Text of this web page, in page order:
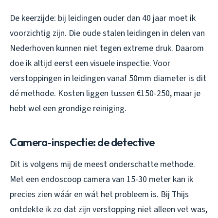
De keerzijde: bij leidingen ouder dan 40 jaar moet ik
voorzichtig zijn. Die oude stalen leidingen in delen van
Nederhoven kunnen niet tegen extreme druk. Daarom
doe ik altijd eerst een visuele inspectie. Voor
verstoppingen in leidingen vanaf 50mm diameter is dit
dé methode. Kosten liggen tussen €150-250, maar je
hebt wel een grondige reiniging.
Camera-inspectie: de detective
Dit is volgens mij de meest onderschatte methode.
Met een endoscoop camera van 15-30 meter kan ik
precies zien wáár en wát het probleem is. Bij Thijs
ontdekte ik zo dat zijn verstopping niet alleen vet was,